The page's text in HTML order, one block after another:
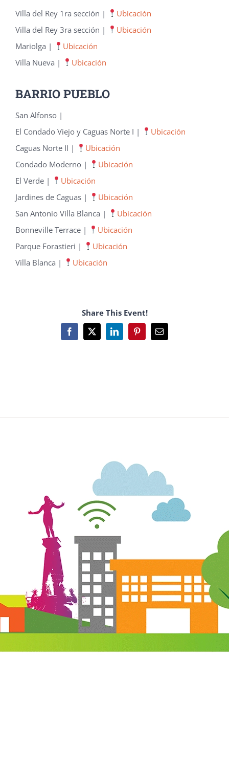
Villa del Rey 1ra sección |
Ubicación
Villa del Rey 3ra sección |
Ubicación
Mariolga |
Ubicación
Villa Nueva |
Ubicación
BARRIO PUEBLO
San Alfonso |
El Condado Viejo y Caguas Norte I |
Ubicación
Caguas Norte II |
Ubicación
Condado Moderno |
Ubicación
El Verde |
Ubicación
Jardines de Caguas |
Ubicación
San Antonio Villa Blanca |
Ubicación
Bonneville Terrace |
Ubicación
Parque Forastieri |
Ubicación
Villa Blanca |
Ubicación
Share This Event!
Facebook
X LinkedInPinterestEmail